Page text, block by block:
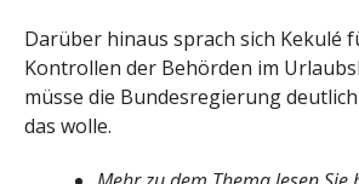
Darüber hinaus sprach sich Kekulé
Kontrollen der Behörden im
müsse die Bundesregierung
das wolle.